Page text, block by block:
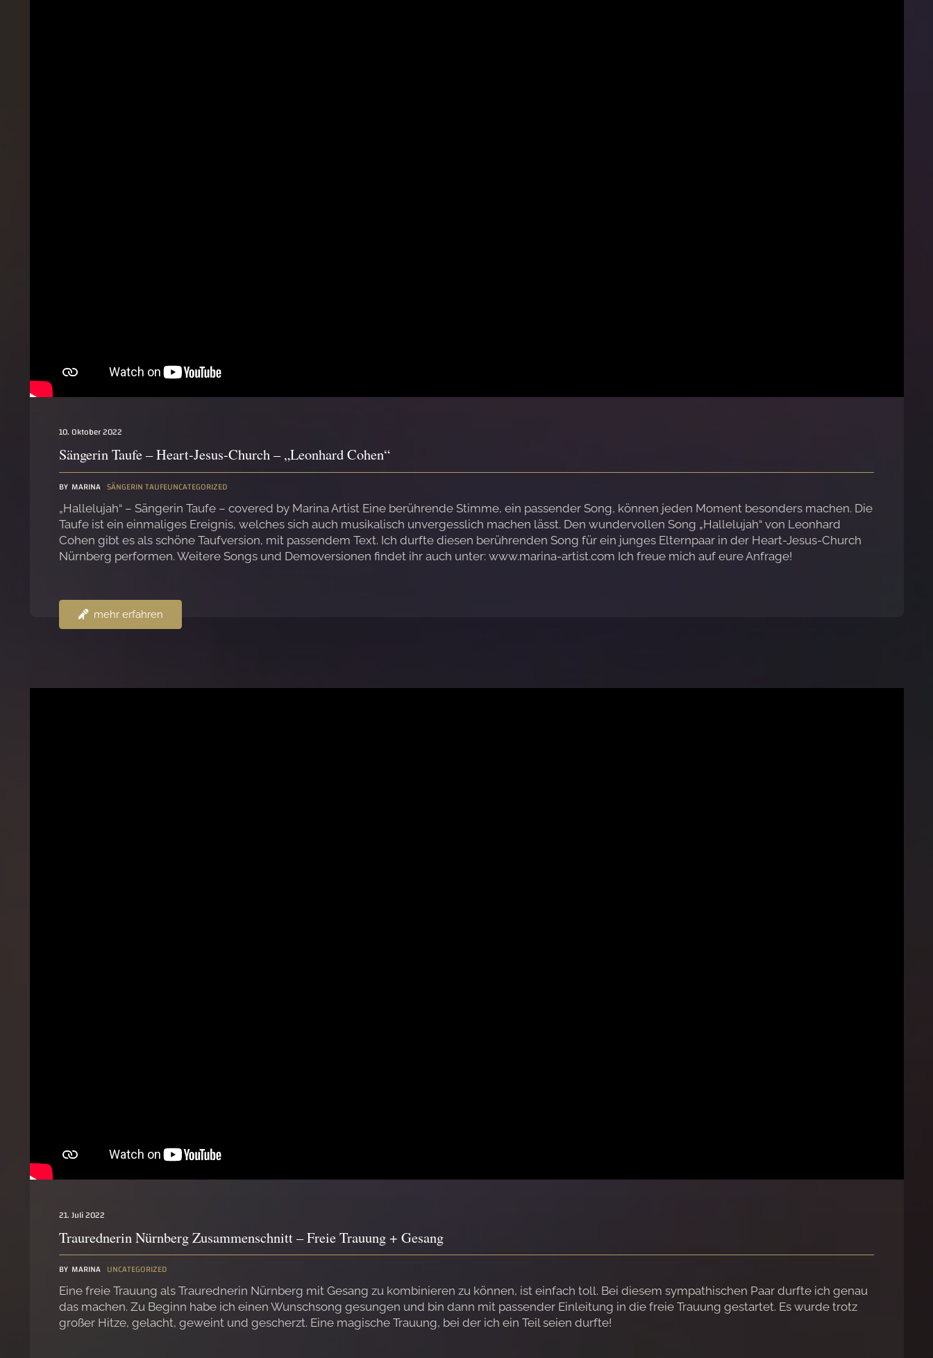
10. Oktober 2022
Sängerin Taufe – Heart-Jesus-Church – „Leonhard Cohen“
BY MARINA SÄNGERIN TAUFEUNCATEGORIZED
„Hallelujah“ – Sängerin Taufe – covered by Marina Artist Eine berührende Stimme, ein passender Song, können jeden Moment besonders machen. Die
Taufe ist ein einmaliges Ereignis, welches sich auch musikalisch unvergesslich machen lässt. Den wundervollen Song „Hallelujah“ von Leonhard
Cohen gibt es als schöne Taufversion, mit passendem Text. Ich durfte diesen berührenden Song für ein junges Elternpaar in der Heart-Jesus-Church
Nürnberg performen. Weitere Songs und Demoversionen findet ihr auch unter: www.marina-artist.com Ich freue mich auf eure Anfrage!
mehr erfahren
21. Juli 2022
Traurednerin Nürnberg Zusammenschnitt – Freie Trauung + Gesang
BY MARINA UNCATEGORIZED
Eine freie Trauung als Traurednerin Nürnberg mit Gesang zu kombinieren zu können, ist einfach toll. Bei diesem sympathischen Paar durfte ich genau
das machen. Zu Beginn habe ich einen Wunschsong gesungen und bin dann mit passender Einleitung in die freie Trauung gestartet. Es wurde trotz
großer Hitze, gelacht, geweint und gescherzt. Eine magische Trauung, bei der ich ein Teil seien durfte!